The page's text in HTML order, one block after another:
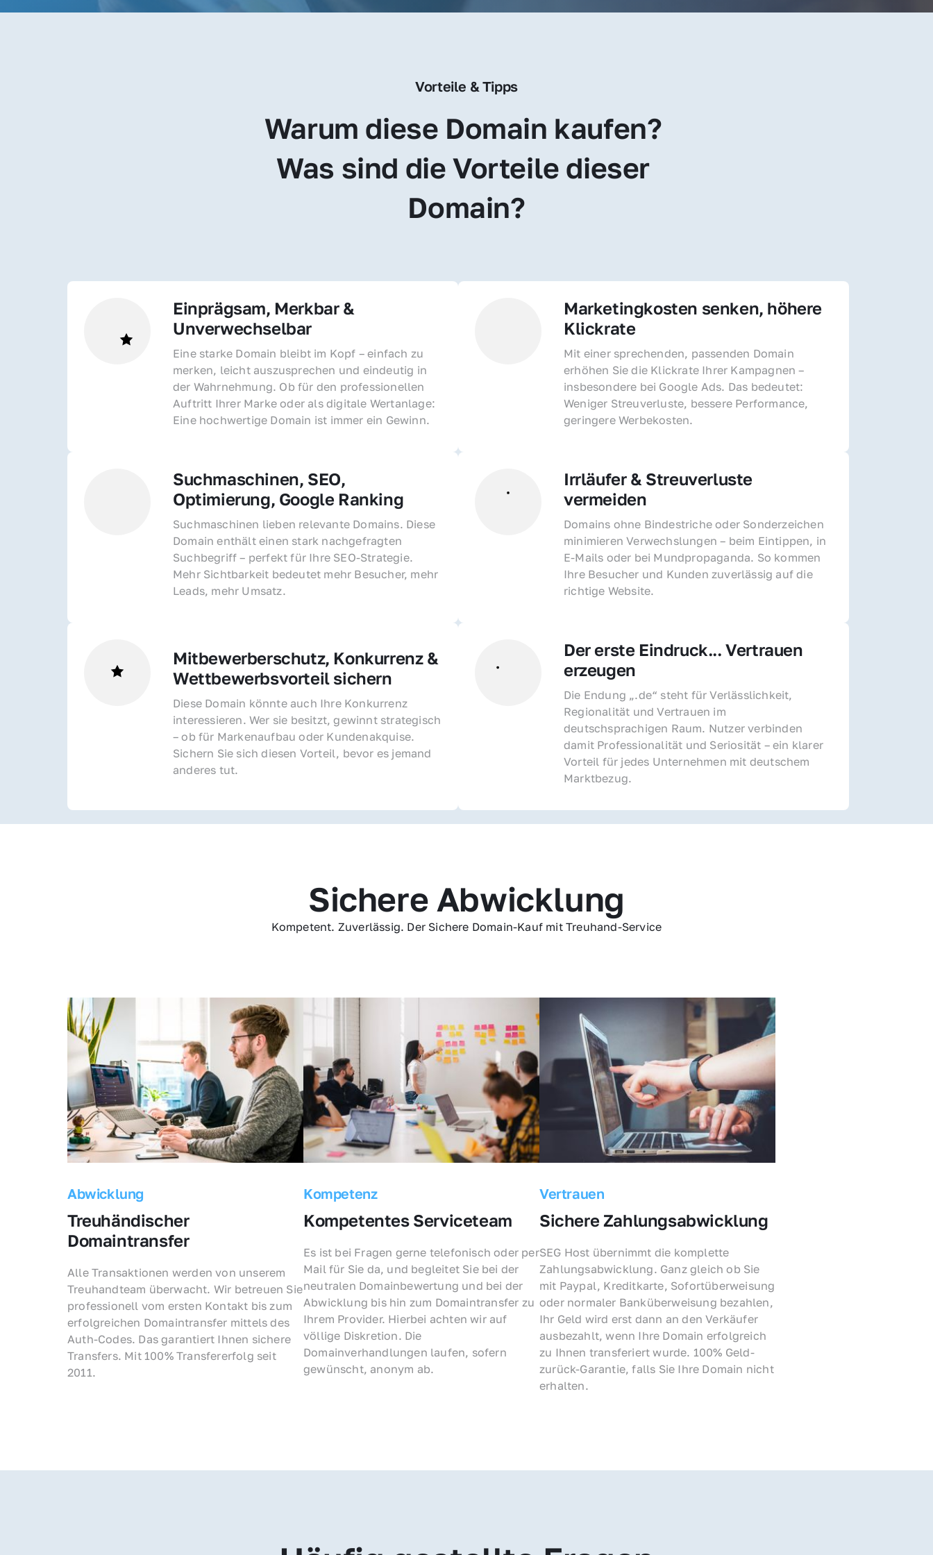
Vorteile & Tipps
Warum diese Domain kaufen?
Was sind die Vorteile dieser
Domain?
Einprägsam, Merkbar &
Unverwechselbar
Eine starke Domain bleibt im Kopf – einfach zu
merken, leicht auszusprechen und eindeutig in
der Wahrnehmung. Ob für den professionellen
Auftritt Ihrer Marke oder als digitale Wertanlage:
Eine hochwertige Domain ist immer ein Gewinn.
Marketingkosten senken, höhere
Klickrate
Mit einer sprechenden, passenden Domain
erhöhen Sie die Klickrate Ihrer Kampagnen –
insbesondere bei Google Ads. Das bedeutet:
Weniger Streuverluste, bessere Performance,
geringere Werbekosten.
Suchmaschinen, SEO,
Optimierung, Google Ranking
Suchmaschinen lieben relevante Domains. Diese
Domain enthält einen stark nachgefragten
Suchbegriff – perfekt für Ihre SEO-Strategie.
Mehr Sichtbarkeit bedeutet mehr Besucher, mehr
Leads, mehr Umsatz.
Irrläufer & Streuverluste
vermeiden
Domains ohne Bindestriche oder Sonderzeichen
minimieren Verwechslungen – beim Eintippen, in
E-Mails oder bei Mundpropaganda. So kommen
Ihre Besucher und Kunden zuverlässig auf die
richtige Website.
Mitbewerberschutz, Konkurrenz &
Wettbewerbsvorteil sichern
Diese Domain könnte auch Ihre Konkurrenz
interessieren. Wer sie besitzt, gewinnt strategisch
– ob für Markenaufbau oder Kundenakquise.
Sichern Sie sich diesen Vorteil, bevor es jemand
anderes tut.
Der erste Eindruck... Vertrauen
erzeugen
Die Endung „.de“ steht für Verlässlichkeit,
Regionalität und Vertrauen im
deutschsprachigen Raum. Nutzer verbinden
damit Professionalität und Seriosität – ein klarer
Vorteil für jedes Unternehmen mit deutschem
Marktbezug.
Sichere Abwicklung
Kompetent. Zuverlässig. Der Sichere Domain-Kauf mit Treuhand-Service
Abwicklung
Treuhändischer
Domaintransfer
Alle Transaktionen werden von unserem
Treuhandteam überwacht. Wir betreuen Sie
professionell vom ersten Kontakt bis zum
erfolgreichen Domaintransfer mittels des
Auth-Codes. Das garantiert Ihnen sichere
Transfers. Mit 100% Transfererfolg seit
2011.
Kompetenz
Kompetentes Serviceteam
Es ist bei Fragen gerne telefonisch oder per
Mail für Sie da, und begleitet Sie bei der
neutralen Domainbewertung und bei der
Abwicklung bis hin zum Domaintransfer zu
Ihrem Provider. Hierbei achten wir auf
völlige Diskretion. Die
Domainverhandlungen laufen, sofern
gewünscht, anonym ab.
Vertrauen
Sichere Zahlungsabwicklung
SEG Host übernimmt die komplette
Zahlungsabwicklung. Ganz gleich ob Sie
mit Paypal, Kreditkarte, Sofortüberweisung
oder normaler Banküberweisung bezahlen,
Ihr Geld wird erst dann an den Verkäufer
ausbezahlt, wenn Ihre Domain erfolgreich
zu Ihnen transferiert wurde. 100% Geld-
zurück-Garantie, falls Sie Ihre Domain nicht
erhalten.